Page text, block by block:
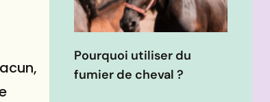
Pourquoi utiliser du
fumier de cheval ?